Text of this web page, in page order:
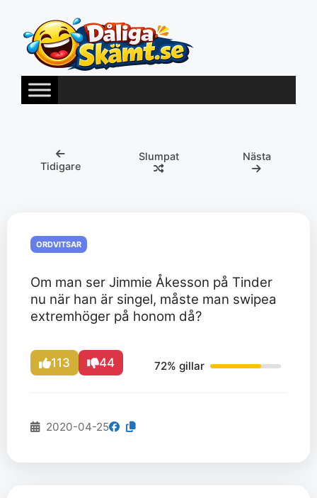
innehåll
Tidigare
Slumpat Nästa
ORDVITSAR
Om man ser Jimmie Åkesson på Tinder
nu när han är singel, måste man swipea
extremhöger på honom då?
113 44 72% gillar
2020-04-25